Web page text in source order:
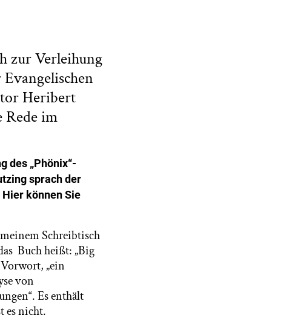
zur Verleihung
Heribert
Rede im
des „Phönix“-
sprach der
können Sie
meinem Schreibtisch
Buch heißt: „Big
„ein
von
Es enthält
es nicht.